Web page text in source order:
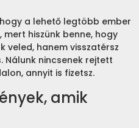
a lehető legtöbb ember
hiszünk benne, hogy
veled, hanem visszatérsz
Nálunk nincsenek rejtett
annyit is fizetsz.
amik